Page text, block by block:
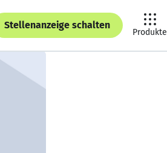
Stellenanzeige schalten
Produkte